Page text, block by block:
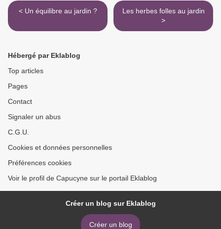
< Un équilibre au jardin ?
Les herbes folles au jardin
>
Hébergé par Eklablog
Top articles
Pages
Contact
Signaler un abus
C.G.U.
Cookies et données personnelles
Préférences cookies
Voir le profil de Capucyne sur le portail Eklablog
Créer un blog sur Eklablog
Créer un blog